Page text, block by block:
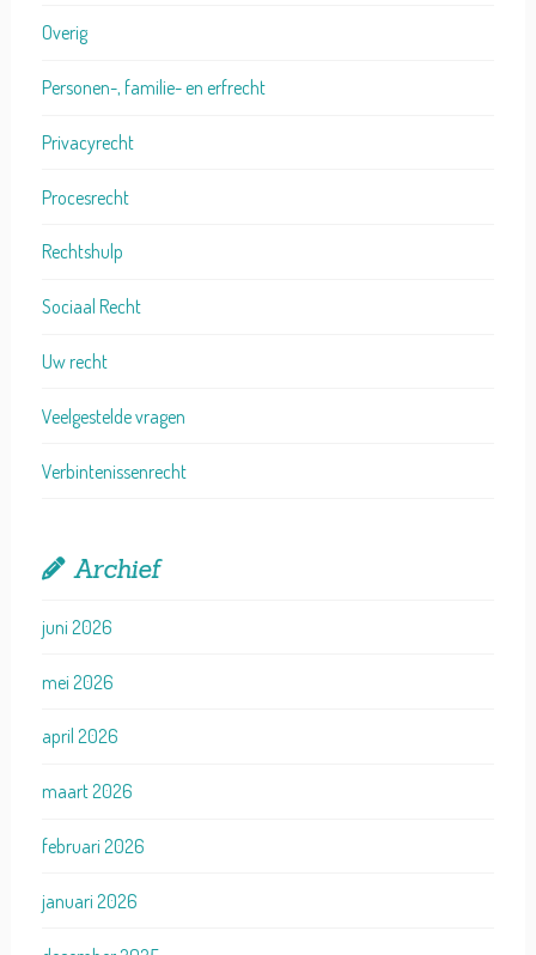
Overig
Personen-, familie- en erfrecht
Privacyrecht
Procesrecht
Rechtshulp
Sociaal Recht
Uw recht
Veelgestelde vragen
Verbintenissenrecht
Archief
juni 2026
mei 2026
april 2026
maart 2026
februari 2026
januari 2026